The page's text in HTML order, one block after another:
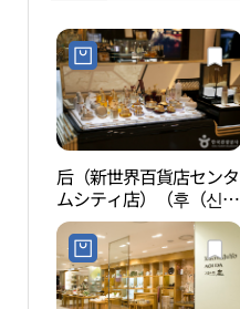
后（新世界百貨店センタ
ムシティ店）（후（신세
계백화점 센텀시티
점））